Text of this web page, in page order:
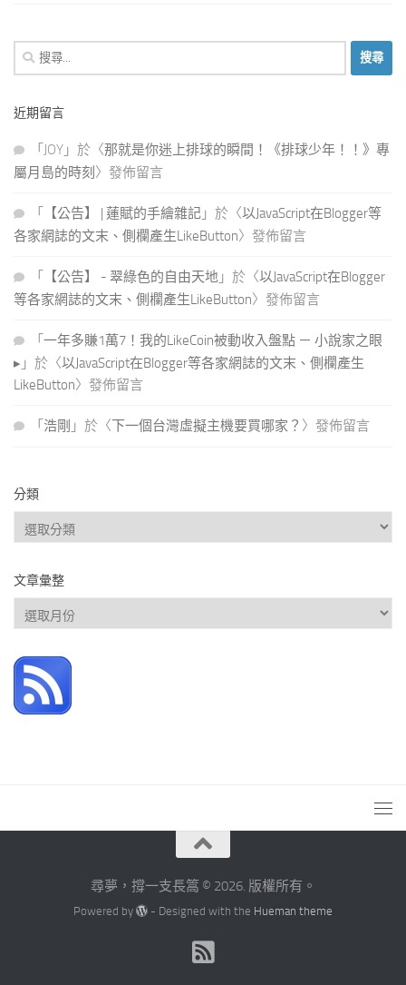
搜
尋
鍵
近期留言
「 JOY 」於〈那就是你迷上排球的瞬間！《排球少年！！》專
屬月島的時刻 〉發佈留言
「 【公告】 | 蓮賦的手繪雜記 」於〈以JavaScript在Blogger等
各家網誌的文末、側欄產生LikeButton〉發佈留言
「 【公告】 - 翠綠色的自由天地 」於〈以JavaScript在Blogger
等各家網誌的文末、側欄產生LikeButton〉發佈留言
「 一年多賺1萬7！我的LikeCoin被動收入盤點 － 小說家之眼
▸ 」於〈以JavaScript在Blogger等各家網誌的文末、側欄產生
LikeButton〉發佈留言
「 浩剛 」於〈下一個台灣虛擬主機要買哪家？ 〉發佈留言
分類
分
類
文章彙整
文
章
整
尋夢，撐一支長篙 © 2026. 版權所有。
Powered by - Designed with the Hueman theme